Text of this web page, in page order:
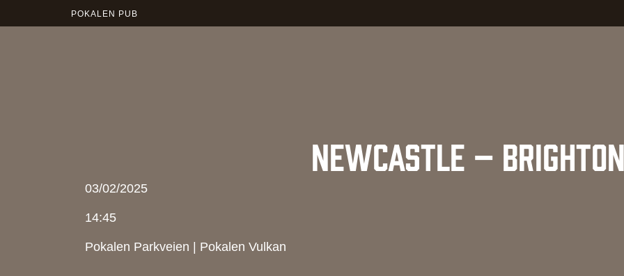
POKALEN PUB
NEWCASTLE – BRIGHTON
03/02/2025
14:45
Pokalen Parkveien Pokalen Vulkan